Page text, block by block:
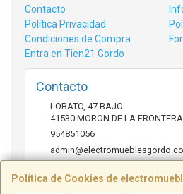
Política de Cookies de
Contacto
Política Privacidad
Condiciones de Compra
Entra en Tien21 Gordo
Contacto
LOBATO, 47 BAJO
41530 MORON DE LA FRONTERA
954851056